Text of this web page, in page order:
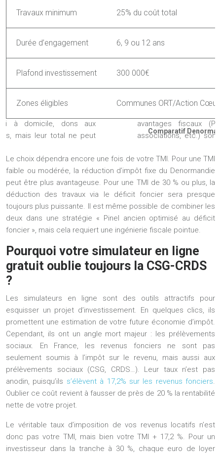
Comparatif
Travaux minimum 25% du coût total
Durée d’engagement 6, 9 ou 12 ans
Plafond investissement 300 000€
Zones éligibles Communes ORT/Action Cœur
Le choix dépendra encore une fois de votre TMI. Pour une TMI
faible ou modérée, la réduction d’impôt fixe du Denormandie
peut être plus avantageuse. Pour une TMI de 30 % ou plus, la
déduction des travaux via le déficit foncier sera presque
toujours plus puissante. Il est même possible de combiner les
deux dans une stratégie « Pinel ancien optimisé au déficit
foncier », mais cela requiert une ingénierie fiscale pointue.
Pourquoi votre simulateur en ligne
gratuit oublie toujours la CSG-CRDS
?
Les simulateurs en ligne sont des outils attractifs pour
esquisser un projet d’investissement. En quelques clics, ils
promettent une estimation de votre future économie d’impôt.
Cependant, ils ont un angle mort majeur : les prélèvements
sociaux. En France, les revenus fonciers ne sont pas
seulement soumis à l’impôt sur le revenu, mais aussi aux
prélèvements sociaux (CSG, CRDS…). Leur taux n’est pas
anodin, puisqu’ils s’élèvent à 17,2% sur les revenus fonciers.
Oublier ce coût revient à fausser de près de 20 % la rentabilité
nette de votre projet.
Le véritable taux d’imposition de vos revenus locatifs n’est
donc pas votre TMI, mais bien votre TMI + 17,2 %. Pour un
investisseur dans la tranche à 30 %, chaque euro de loyer